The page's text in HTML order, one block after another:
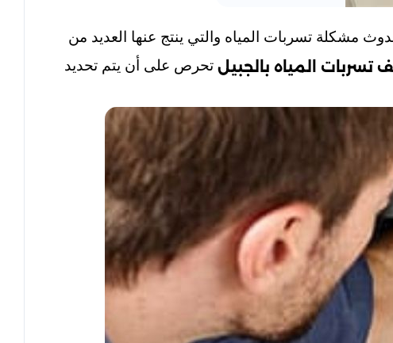
تسربات المياه والتي ينتج عنها العديد من
المياه بالجبيل تحرص على أن يتم تحديد